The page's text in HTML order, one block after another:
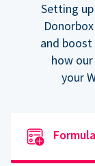
Setting
and
how
your